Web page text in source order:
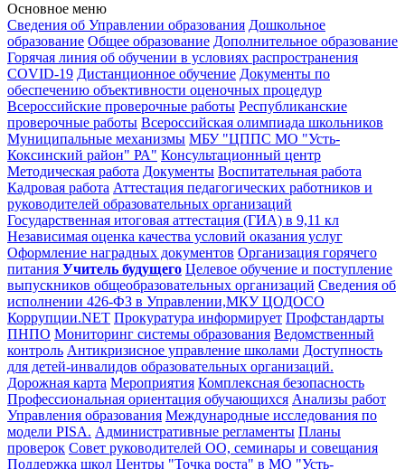
Основное меню
Сведения об Управлении образования Дошкольное
образование Общее образование Дополнительное образование
Горячая линия об обучении в условиях распространения
COVID-19 Дистанционное обучение Документы по
обеспечению объективности оценочных процедур
Всероссийские проверочные работы Республиканские
проверочные работы Всероссийская олимпиада школьников
Муниципальные механизмы МБУ "ЦППС МО "Усть-
Коксинский район" РА" Консультационный центр
Методическая работа Документы Воспитательная работа
Кадровая работа Аттестация педагогических работников и
руководителей образовательных организаций
Государственная итоговая аттестация (ГИА) в 9,11 кл
Независимая оценка качества условий оказания услуг
Оформление наградных документов Организация горячего
питания Учитель будущего Целевое обучение и поступление
выпускников общеобразовательных организаций Сведения об
исполнении 426-ФЗ в Управлении,МКУ ЦОДОСО
Коррупции.NET Прокуратура информирует Профстандарты
ПНПО Мониторинг системы образования Ведомственный
контроль Антикризисное управление школами Доступность
для детей-инвалидов образовательных организаций.
Дорожная карта Мероприятия Комплексная безопасность
Профессиональная ориентация обучающихся Анализы работ
Управления образования Международные исследования по
модели PISA. Административные регламенты Планы
проверок Совет руководителей ОО, семинары и совещания
Поддержка школ Центры "Точка роста" в МО "Усть-